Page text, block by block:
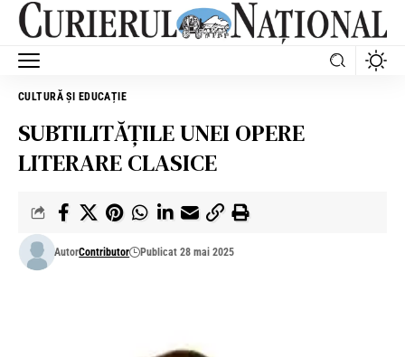
CULTURĂ ȘI EDUCAȚIE
SUBTILITĂȚILE UNEI OPERE
LITERARE CLASICE
AutorContributor Publicat 28 mai 2025